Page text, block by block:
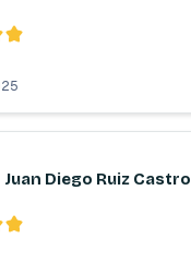
Juan Diego Ruiz Castro